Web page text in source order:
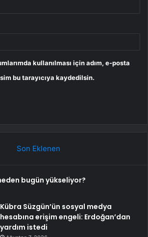
kullanılması için adım, e-posta
bu tarayıcıya kaydedilsin.
Son Eklenen
bugün yükseliyor?
Kübra Süzgün’ün sosyal medya
hesabına erişim engeli: Erdoğan’dan
yardım istedi